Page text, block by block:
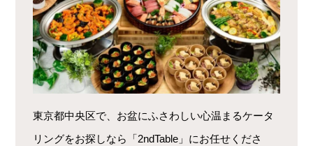
東京都中央区で、お盆にふさわしい心温まるケータ
リングをお探しなら「2ndTable」にお任せくださ